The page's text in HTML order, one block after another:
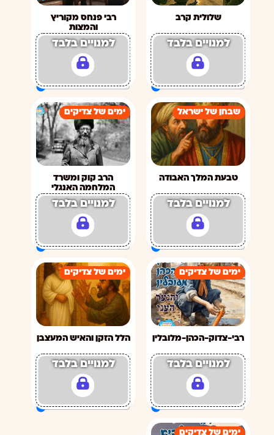
שלולית קרב
למנויים בלבד
רבי פנחס מקוריץ
והמצות
למנויים בלבד
שבחן של ישראל
טבעת המלך האבודה
למנויים בלבד
ימים של צדיקים
הרב קוק ומשרד
המלחמה האנגלי
למנויים בלבד
ימים של צדיקים
רבי-צדוק-הכהן-מלובלין
למנויים בלבד
ימים של צדיקים
הלל הזקן והאיש המעצבן
למנויים בלבד
ימים של צדיקים